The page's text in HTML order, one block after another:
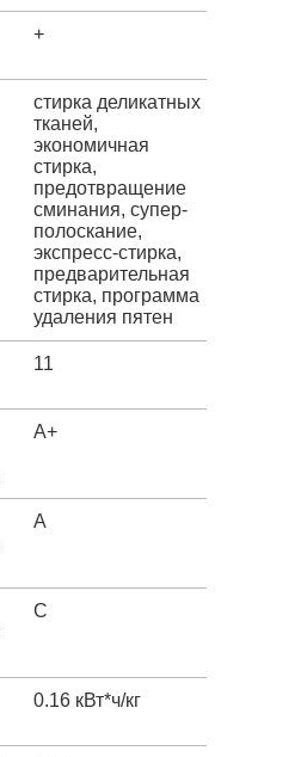
+
стирка деликатных
тканей,
экономичная
стирка,
предотвращение
сминания, супер-
полоскание,
экспресс-стирка,
предварительная
стирка, программа
удаления пятен
11
A+
A
C
0.16 кВт*ч/кг